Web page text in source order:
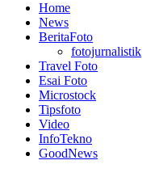
Berita
Fotografi
Terpercaya
Home
News
BeritaFoto
fotojurnalistik
Travel Foto
Esai Foto
Microstock
Tipsfoto
Video
InfoTekno
GoodNews